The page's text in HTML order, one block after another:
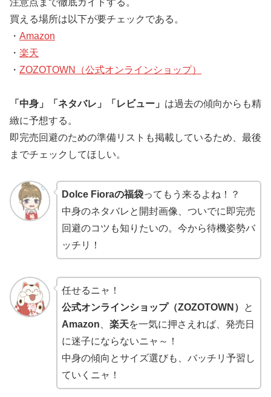
買える場所は以下が要チェックである。
・ Amazon
・ 楽天
・ ZOZOTOWN（公式オンラインショップ）
「中身」「ネタバレ」「レビュー」 は過去の傾向からも精
緻に予想する。
即完売回避のための準備リストも掲載しているため、最後
までチェックしてほしい。
Dolce Fioraの福袋ってもう来るよね！？
中身のネタバレと開封画像、ついでに即完売
回避のコツも知りたいの。今から待機姿勢バ
ッチリ！
任せるニャ！
公式オンラインショップ（ZOZOTOWN）
と
Amazon
楽天を一気に押さえれば、発売日
に迷子にならないニャ～！
中身の傾向とサイズ選びも、バッチリ予習し
ていくニャ！